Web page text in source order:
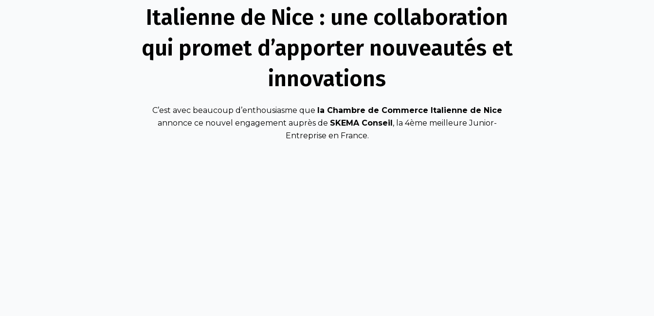
Italienne de Nice : une collaboration
qui promet d’apporter nouveautés et
innovations
C’est avec beaucoup d’enthousiasme que la Chambre de Commerce Italienne de Nice
annonce ce nouvel engagement auprès de SKEMA Conseil, la 4ème meilleure Junior-
Entreprise en France.